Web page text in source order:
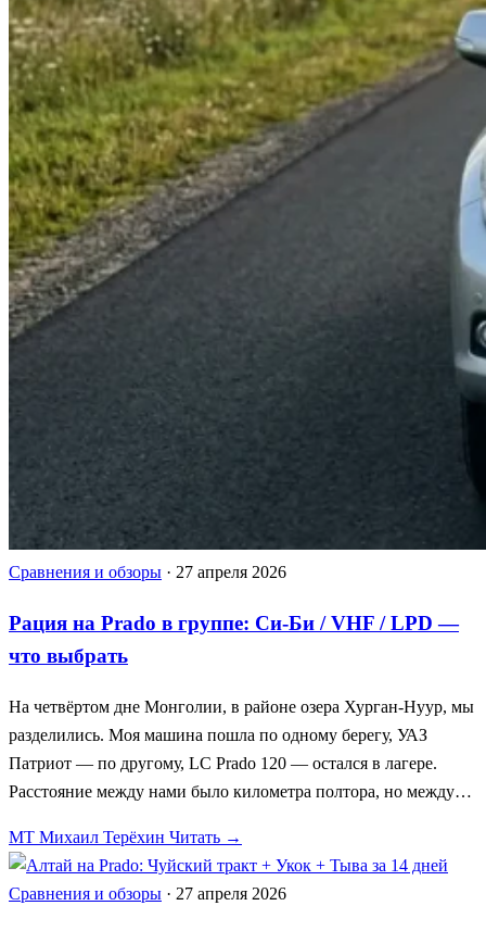
Сравнения и обзоры · 27 апреля 2026
Рация на Prado в группе: Си-Би / VHF / LPD —
что выбрать
На четвёртом дне Монголии, в районе озера Хурган-Нуур, мы
разделились. Моя машина пошла по одному берегу, УАЗ
Патриот — по другому, LC Prado 120 — остался в лагере.
Расстояние между нами было километра полтора, но между…
МТ Михаил Терёхин Читать →
Сравнения и обзоры · 27 апреля 2026